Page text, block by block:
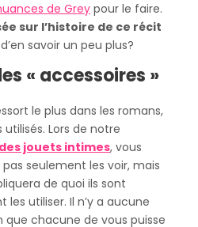
de Grey pour le faire.
sur l’histoire de ce récit
savoir un peu plus?
« accessoires »
le plus dans les romans,
Lors de notre
jouets intimes, vous
seulement les voir, mais
de quoi ils sont
utiliser. Il n’y a aucune
que chacune de vous puisse